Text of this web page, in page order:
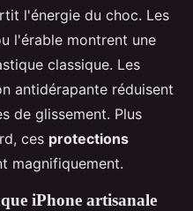
l'énergie du choc. Les
l'érable montrent une
classique. Les
antidérapante réduisent
de glissement. Plus
ces protections
magnifiquement.
iPhone artisanale